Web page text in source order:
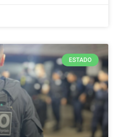
ESTADO